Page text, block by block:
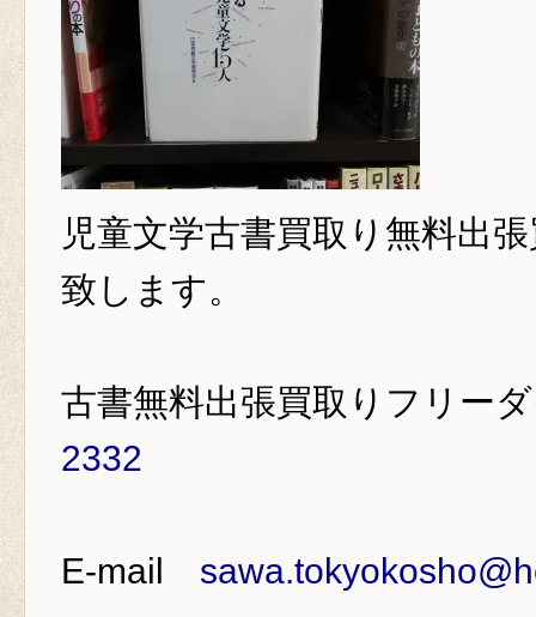
児童文学古書買取り 無料出
致します。
古書無料出張買取りフリー
2332
E-mail